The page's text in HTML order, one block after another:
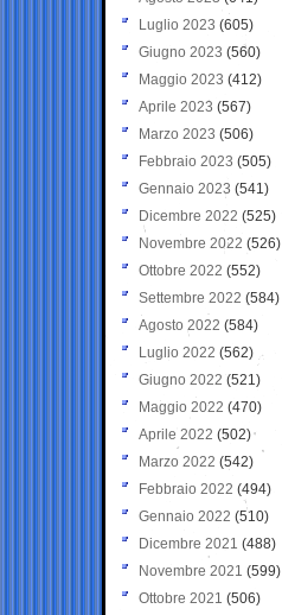
Luglio 2023 (605)
Giugno 2023 (560)
Maggio 2023 (412)
Aprile 2023 (567)
Marzo 2023 (506)
Febbraio 2023 (505)
Gennaio 2023 (541)
Dicembre 2022 (525)
Novembre 2022 (526)
Ottobre 2022 (552)
Settembre 2022 (584)
Agosto 2022 (584)
Luglio 2022 (562)
Giugno 2022 (521)
Maggio 2022 (470)
Aprile 2022 (502)
Marzo 2022 (542)
Febbraio 2022 (494)
Gennaio 2022 (510)
Dicembre 2021 (488)
Novembre 2021 (599)
Ottobre 2021 (506)